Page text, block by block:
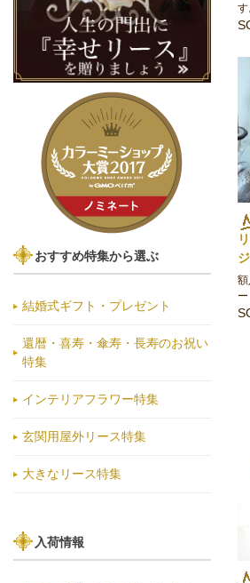
す
おすすめ特集から選ぶ
結婚式ギフト・プレゼント
還暦・喜寿・傘寿・長寿のお祝い
特集
インテリアフラワー特集
玄関用屋外リース特集
大きなリース特集
入荷情報